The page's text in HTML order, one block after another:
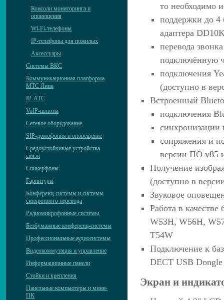
Консоли мониторинга и
оповещения
Wi-Fi-телефоны
IP-телефоны для пожилых
Аксессуары
Системы ВКС
Коммуникационная платформа
МТС Линк
IP-АТС
VoIP-шлюзы
Сетевое оборудование
SIP-домофония и оповещение
Средоустойчивые устройства
связи
Спикерфоны
Гарнитуры
Конференц-системы и системы
синхронного перевода
Радиомикрофонные системы
Безбумажные конференц-системы
Профессиональные аудиосистемы
Видеокоммутация и управление
Информационные панели
Стойки и крепления
Панельные компьютеры и мини-
ПК
то необходимо
поддержки до
адаптера
перевода
подключённую
подключения
(доступно в
Встроенный
подключения
синхронизации
сопряжения и
версии ПО v85
Получение
(доступно в
Звуковое
Работа в
W53H, W56H,
T54W
Подключение к
DECT USB
Экран и